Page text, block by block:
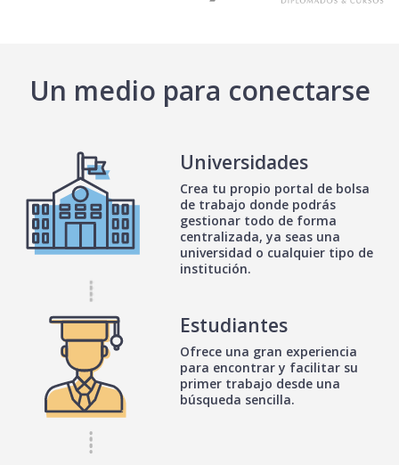
Un medio para conectarse
Universidades
Crea tu propio portal de bolsa
de trabajo donde podrás
gestionar todo de forma
centralizada, ya seas una
universidad o cualquier tipo de
institución.
Estudiantes
Ofrece una gran experiencia
para encontrar y facilitar su
primer trabajo desde una
búsqueda sencilla.